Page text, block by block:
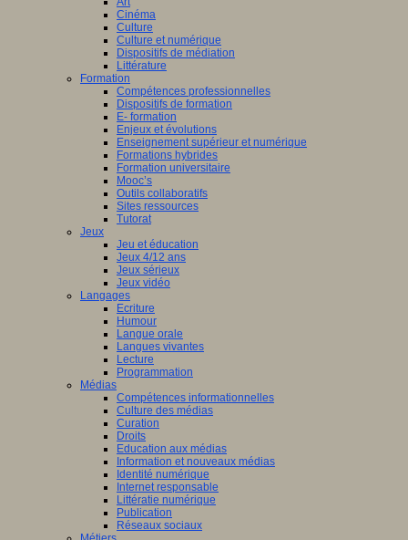
Cinéma
Culture
Culture et numérique
Dispositifs de médiation
Littérature
Formation
Compétences professionnelles
Dispositifs de formation
E- formation
Enjeux et évolutions
Enseignement supérieur et numérique
Formations hybrides
Formation universitaire
Mooc’s
Outils collaboratifs
Sites ressources
Tutorat
Jeux
Jeu et éducation
Jeux 4/12 ans
Jeux sérieux
Jeux vidéo
Langages
Ecriture
Humour
Langue orale
Langues vivantes
Lecture
Programmation
Médias
Compétences informationnelles
Culture des médias
Curation
Droits
Education aux médias
Information et nouveaux médias
Identité numérique
Internet responsable
Littératie numérique
Publication
Réseaux sociaux